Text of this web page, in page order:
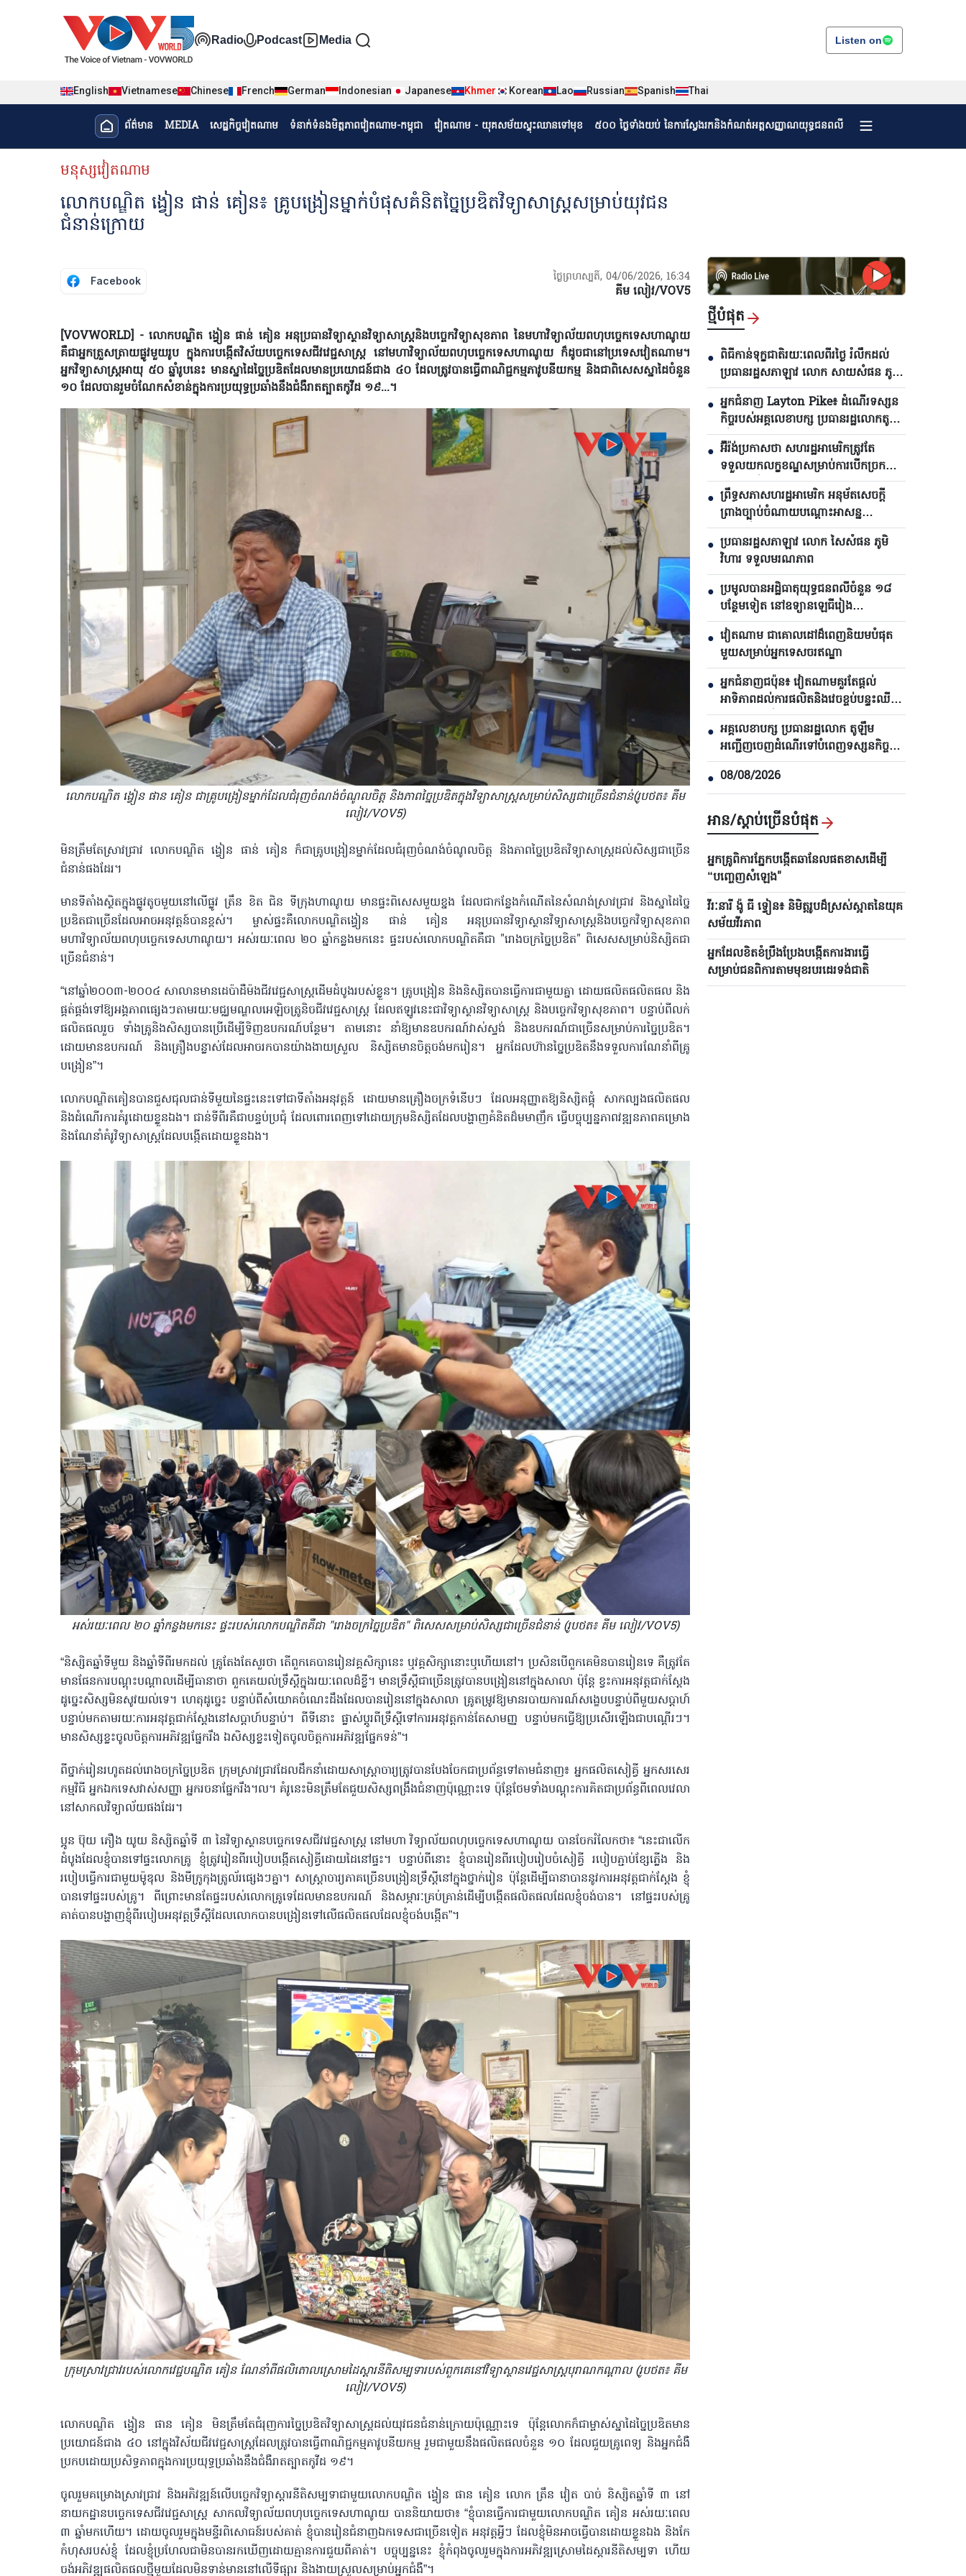
Đa phương tiện tiếng Khmer
Radio Podcast Media Listen on
English Vietnamese Chinese French German Indonesian Japanese Khmer Korean Lao Russian Spanish Thai
Menu trang chủ tiếng Khmer
ព័ត៌មាន​ MEDIA សេដ្ឋកិច្ចវៀតណាម ទំនាក់ទំនងមិត្តភាពវៀតណាម-កម្ពុជា វៀតណាម - យុគសម័យស្ទុះឈានទៅមុខ ៥០០ ថ្ងៃទាំងយប់ នៃការស្វែងរកនិងកំណត់អត្តសញ្ញាណយុទ្ធជនពលី
menu phụ tiếng Khmer
មនុស្សវៀតណាម
លោកបណ្ឌិត ង្វៀន ផាន់ គៀន៖ គ្រូបង្រៀនម្នាក់បំផុសគំនិតច្នៃប្រឌិតវិទ្យាសាស្ត្រសម្រាប់យុវជន
ជំនាន់ក្រោយ
Facebook ថ្ងៃព្រហស្បតិ៍, 04/06/2026, 16:34
គីម លៀវ/VOV5
[VOVWORLD] - លោកបណ្ឌិត ង្វៀន ផាន់ គៀន អនុប្រធានវិទ្យាស្ថានវិទ្យាសាស្ត្រនិងបច្ចេកវិទ្យាសុខភាព នៃមហាវិទ្យាល័យពហុបច្ចេកទេសហាណូយ
គឺជាអ្នកត្រួសត្រាយផ្លូវមួយរូប ក្នុងការបង្កើតវិស័យបច្ចេកទេសជីវវេជ្ជសាស្ត្រ នៅមហាវិទ្យាល័យពហុបច្ចេកទេសហាណូយ ក៏ដូចជានៅប្រទេសវៀតណាម។
អ្នកវិទ្យាសាស្ត្រអាយុ ៥០ ឆ្នាំរូបនេះ មានស្នាដៃច្នៃប្រឌិតដែលមានប្រយោជន៍ជាង ៤០ ដែលត្រូវបានធ្វើពាណិជ្ជកម្មភាវូបនីយកម្ម និងជាពិសេសស្នាដៃចំនួន
១០ ដែលបានរួមចំណែកសំខាន់ក្នុងការប្រយុទ្ធប្រឆាំងនឹងជំងឺរាតត្បាតកូវីដ ១៩...។
លោកបណ្ឌិត ង្វៀន ផាន គៀន ជាគ្រូបង្រៀនម្នាក់ដែលជំរុញចំណង់ចំណូលចិត្ត និងភាពច្នៃប្រឌិតក្នុងវិទ្យាសាស្ត្រសម្រាប់សិស្សជាច្រើនជំនាន់(រូបថត៖ គីម
លៀវ/VOV5)
មិនត្រឹមតែស្រាវជ្រាវ លោកបណ្ឌិត ង្វៀន ផាន់ គៀន ក៏ជាគ្រូបង្រៀនម្នាក់ដែលជំរុញចំណង់ចំណូលចិត្ត និងភាពច្នៃប្រឌិតវិទ្យាសាស្ត្រដល់សិស្សជាច្រើន
ជំនាន់ផងដែរ។
មានទីតាំងស្ថិតក្នុងផ្លូវតូចមួយនៅលើផ្លូវ ត្រឹន ខិត​ ជិន ទីក្រុងហាណូយ មានផ្ទះពិសេសមួយខ្នង ដែលជាកន្លែងកំណើតនៃសំណង់ស្រាវជ្រាវ និងស្នាដៃច្នៃ
ប្រឌិតជាច្រើនដែលអាចអនុវត្តន៍បានខ្ពស់។ ម្ចាស់ផ្ទះគឺលោកបណ្ឌិតង្វៀន ផាន់ គៀន អនុប្រធានវិទ្យាស្ថានវិទ្យាសាស្ត្រនិងបច្ចេកវិទ្យាសុខភាព
មហាវិទ្យាល័យពហុបច្ចេកទេសហាណូយ។ អស់រយៈពេល ២០ ឆ្នាំកន្លងមកនេះ ផ្ទះរបស់លោកបណ្ឌិតគឺជា "រោងចក្រច្នៃប្រឌិត" ពិសេសសម្រាប់និស្សិតជា
ច្រើនជំនាន់។
“នៅឆ្នាំ២០០៣-២០០៤ សាលានមានដេប៉ាដឺម៉ងជីវវេជ្ជសាស្ត្រដើមដំបូងរបស់ខ្លួន។ គ្រូបង្រៀន និងនិស្សិតបានធ្វើការជាមួយគ្នា ដោយផលិតផលិតផល និង
ផ្គត់ផ្គង់ទៅឱ្យអង្គភាពផ្សេងៗតាមរយៈមជ្ឈមណ្ឌលអេឡិចត្រូនិចជីវវេជ្ជសាស្ត្រ ដែលឥឡូវនេះជាវិទ្យាស្ថានវិទ្យាសាស្ត្រ និងបច្ចេកវិទ្យាសុខភាព។ បន្ទាប់ពីលក់
ផលិតផលរួច ទាំងគ្រូនិងសិស្សបានប្រើដើម្បីទិញឧបករណ៍បន្ថែម។ តាមនោះ នាំឱ្យមានឧបករណ៍វាស់ស្ទង់ និងឧបករណ៍ជាច្រើនសម្រាប់ការច្នៃប្រឌិត។
ដោយមានឧបករណ៍ និងគ្រឿងបន្លាស់ដែលអាចរកបានយ៉ាងងាយស្រួល និស្សិតមានចិត្តចង់មករៀន។ អ្នកដែលហ៊ានច្នៃប្រឌិតនឹងទទួលការណែនាំពីគ្រូ
បង្រៀន”។
លោកបណ្ឌិតគៀនបានជួសជុលជាន់ទីមួយនៃផ្ទះនេះទៅជាទីតាំងអនុវត្តន៍ ដោយមានគ្រឿងចក្រទំនើបៗ ដែលអនុញ្ញាតឱ្យនិស្សិតផ្គុំ សាកល្បងផលិតផល
និងដំណើរការគំរូដោយខ្លួនឯង។ ជាន់ទីពីរគឺជាបន្ទប់ប្រជុំ ដែលពោរពេញទៅដោយក្រុមនិស្សិតដែលបង្ហាញគំនិតដ៏មមាញឹក ធ្វើបច្ចុប្បន្នភាពវឌ្ឍនភាពគម្រោង
និងណែនាំគំរូវិទ្យាសាស្ត្រដែលបង្កើតដោយខ្លួនឯង។
អស់រយៈពេល ២០ ឆ្នាំកន្លងមកនេះ ផ្ទះរបស់លោកបណ្ឌិតគឺជា "រោងចក្រច្នៃប្រឌិត" ពិសេសសម្រាប់សិស្សជាច្រើនជំនាន់ (រូបថត៖ គីម លៀវ/VOV5)
“និស្សិតឆ្នាំទីមួយ និងឆ្នាំទីពីរមកដល់ គ្រូតែងតែសួរថា តើពួកគេបានរៀនវគ្គសិក្សានេះ ឬវគ្គសិក្សានោះឬហើយនៅ។ ប្រសិនបើពួកគេមិនបានរៀនទេ គឺត្រូវតែ
មានផែនការបណ្តុះបណ្តាលដើម្បីធានាថា ពួកគេយល់ទ្រឹស្តីក្នុងរយៈពេលដ៏ខ្លី។ មានទ្រឹស្តីជាច្រើនត្រូវបានបង្រៀននៅក្នុងសាលា ប៉ុន្តែ ខ្វះការអនុវត្តជាក់ស្តែង
ដូច្នេះសិស្សមិនសូវយល់ទេ។ ហេតុដូច្នេះ បន្ទាប់ពីសំយោគចំណេះដឹងដែលបានរៀននៅក្នុងសាលា គ្រូតម្រូវឱ្យមានរបាយការណ៍សង្ខេបបន្ទាប់ពីមួយសប្តាហ៍
បន្ទាប់មកតាមរយៈការអនុវត្តជាក់ស្តែងនៅសប្តាហ៍បន្ទាប់។ ពីទីនោះ ផ្លាស់ប្តូរពីទ្រឹស្តីទៅការអនុវត្តកាន់តែសាមញ្ញ បន្ទាប់មកធ្វើឱ្យប្រសើរឡើងជាបណ្តើរៗ។
មានសិស្សខ្លះចូលចិត្តការអភិវឌ្ឍផ្នែករឹង ឯសិស្សខ្លះទៀតចូលចិត្តការអភិវឌ្ឍផ្នែកទន់”។
ពីថ្នាក់រៀនរហូតដល់រោងចក្រច្នៃប្រឌិត ក្រុមស្រាវជ្រាវដែលដឹកនាំដោយសាស្ត្រាចារ្យត្រូវបានបែងចែកជាប្រព័ន្ធទៅតាមជំនាញ៖ អ្នកផលិតសៀគ្វី អ្នកសរសេរ
កម្មវិធី អ្នកឯកទេសវាស់សញ្ញា អ្នករចនាផ្នែករឹង។ល។ គំរូនេះមិនត្រឹមតែជួយសិស្សពង្រឹងជំនាញប៉ុណ្ណោះទេ ប៉ុន្តែថែមទាំងបណ្តុះការគិតជាប្រព័ន្ធពីពេលវេលា
នៅសាកលវិទ្យាល័យផងដែរ។
ប្អូន ប៊ុយ ភឿង យូយ និស្សិតឆ្នាំទី ៣ នៃវិទ្យាស្ថានបច្ចេកទេសជីវវេជ្ជសាស្ត្រ នៅមហា វិទ្យាល័យពហុបច្ចេកទេសហាណូយ បានចែករំលែកថា៖ “នេះជាលើក
ដំបូងដែលខ្ញុំបានទៅផ្ទះលោកគ្រូ ខ្ញុំត្រូវរៀនពីរបៀបបង្កើតសៀគ្វីដោយដៃនៅផ្ទះ។ បន្ទាប់ពីនោះ ខ្ញុំបានរៀនពីរបៀបរៀបចំសៀគ្វី របៀបភ្ជាប់ខ្សែភ្លើង និង
របៀបធ្វើការជាមួយម៉ូឌុល និងមីក្រូកុងត្រូល័រផ្សេងៗគ្នា។ សាស្ត្រាចារ្យភាគច្រើនបង្រៀនទ្រឹស្តីនៅក្នុងថ្នាក់រៀន ប៉ុន្តែដើម្បីធានាបាននូវការអនុវត្តជាក់ស្តែង ខ្ញុំ
បានទៅផ្ទះរបស់គ្រូ។ ពីព្រោះមានតែផ្ទះរបស់លោកគ្រូទេដែលមានឧបករណ៍ និងសម្ភារៈគ្រប់គ្រាន់ដើម្បីបង្កើតផលិតផលដែលខ្ញុំចង់បាន។ នៅផ្ទះរបស់គ្រូ
គាត់បានបង្ហាញខ្ញុំពីរបៀបអនុវត្តទ្រឹស្តីដែលលោកបានបង្រៀនទៅលើផលិតផលដែលខ្ញុំចង់បង្កើត”។
ក្រុមស្រាវជ្រាវរបស់លោកវេជ្ជបណ្ឌិត គៀន ណែនាំពីផលិតោលស្រោមដៃស្តារនីតិសម្បទារបស់ពួកគេនៅវិទ្យាស្ថានវេជ្ជសាស្ត្របុរាណកណ្តាល (រូបថត៖ គីម
លៀវ/VOV5)
លោកបណ្ឌិត ង្វៀន ផាន គៀន មិនត្រឹមតែជំរុញការច្នៃប្រឌិតវិទ្យាសាស្ត្រដល់យុវជនជំនាន់ក្រោយប៉ុណ្ណោះទេ ប៉ុន្តែលោកក៏ជាម្ចាស់ស្នាដៃច្នៃប្រឌិតមាន
ប្រយោជន៍ជាង ៤០ នៅក្នុងវិស័យជីវវេជ្ជសាស្ត្រដែលត្រូវបានធ្វើពាណិជ្ជកម្មភាវូបនីយកម្ម រួមជាមួយនឹងផលិតផលចំនួន ១០ ដែលជួយគ្រូពេទ្យ និងអ្នកជំងឺ
ប្រកបដោយប្រសិទ្ធភាពក្នុងការប្រយុទ្ធប្រឆាំងនឹងជំងឺរាតត្បាតកូវីដ ១៩។
ចូលរួមគម្រោងស្រាវជ្រាវ និងអភិវឌ្ឍន៍លើបច្ចេកវិទ្យាស្តារនីតិសម្បទាជាមួយលោកបណ្ឌិត ង្វៀន ផាន គៀន លោក ត្រឹន វៀត បាច់ និស្សិតឆ្នាំទី ៣ នៅ
នាយកដ្ឋានបច្ចេកទេសជីវវេជ្ជសាស្ត្រ សាកលវិទ្យាល័យពហុបច្ចេកទេសហាណូយ បាននិយាយថា៖ “ខ្ញុំបានធ្វើការជាមួយលោកបណ្ឌិត គៀន អស់រយៈពេល
៣ ឆ្នាំមកហើយ។ ដោយចូលរួមក្នុងមន្ទីរពិសោធន៍របស់គាត់ ខ្ញុំបានរៀនជំនាញឯកទេសជាច្រើនទៀត អនុវត្តអ្វីៗ ដែលខ្ញុំមិនអាចធ្វើបានដោយខ្លួនឯង និងកែ
កំហុសរបស់ខ្ញុំ ដែលខ្ញុំប្រហែលជាមិនបានរកឃើញដោយគ្មានការជួយពីគាត់។ បច្ចុប្បន្ននេះ ខ្ញុំកំពុងចូលរួមក្នុងការអភិវឌ្ឍស្រោមដៃស្តារនីតិសម្បទា ហើយ
ចង់អភិវឌ្ឍផលិតផលថ្មីមួយដែលមិនទាន់មាននៅលើទីផ្សារ និងងាយស្រួលសម្រាប់អ្នកជំងឺ”។
ថ្មីបំផុត
● ពិធីកាន់ទុក្ខជាតិរយៈពេលពីរថ្ងៃ រំលឹកដល់
ប្រធានរដ្ឋសភាឡាវ លោក សាយសំផន ភូមិ
វិហារ
● អ្នកជំនាញ Layton Pike៖ ដំណើរទស្សន
កិច្ចរបស់អគ្គលេខាបក្ស ប្រធានរដ្ឋលោកតូ
ឡឹម បញ្ជាក់ពីកម្រិតជឿទុកចិត្តកាន់តែខ្ពស់
ឡើងរវាងវៀតណាមនិងអូស្ត្រាលី
● អ៊ីរ៉ង់ប្រកាសថា សហរដ្ឋអាមេរិកត្រូវតែ
ទទួលយកលក្ខខណ្ឌសម្រាប់ការបើកច្រក
សមុទ្រហ័រមូសឡើងវិញ
● ព្រឹទ្ធសភាសហរដ្ឋអាមេរិក អនុម័តសេចក្តី
ព្រាងច្បាប់ចំណាយបណ្តោះអាសន្ន
ដើម្បីជៀសវាងការបិទរដ្ឋាភិបាល
● ប្រធានរដ្ឋសភាឡាវ លោក សៃសំផន ភូមិ
វិហារ ទទួលមរណភាព
● ប្រមូលបានអដ្ឋិធាតុយុទ្ធជនពលីចំនួន ១៨
បន្ថែមទៀត នៅឧទ្យានឡេធីរៀង
ទីក្រុងហូជីមិញ
● វៀតណាម ជាគោលដៅដ៏ពេញនិយមបំផុត
មួយសម្រាប់អ្នកទេសចរឥណ្ឌា
● អ្នកជំនាញជប៉ុន៖ វៀតណាមគួរតែផ្តល់
អាទិភាពដល់ការផលិតនិងវេចខ្ចប់បន្ទះឈីប
ស៊ីមីកុងដុកទ័រ
● អគ្គលេខាបក្ស ប្រធានរដ្ឋលោក តូឡឹម
អញ្ជើញចេញដំណើរទៅបំពេញទស្សនកិច្ចផ្លូវ
រដ្ឋនៅអូស្ត្រាលីនិងនូវែលសេឡង់
● 08/08/2026
អាន/ស្តាប់ច្រើនបំផុត
អ្នកគ្រូពិការភ្នែកបង្កើតឆានែលផតខាសដើម្បី
“បញ្ចេញសំឡេង"
វីរៈនារី ង៉ូ ធី ទ្វៀន៖ និមិត្តរូបដ៏ស្រស់ស្អាតនៃយុគ
សម័យវីរភាព
អ្នកដែលខិតខំប្រឹងប្រែងបង្កើតការងារធ្វើ
សម្រាប់ជនពិការតាមមុខរបរដេរទង់ជាតិ